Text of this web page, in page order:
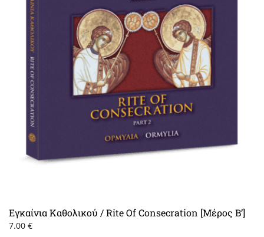
Εγκαίνια Καθολικού / Rite Of Consecration [Μέρος Β’]
7.00 €